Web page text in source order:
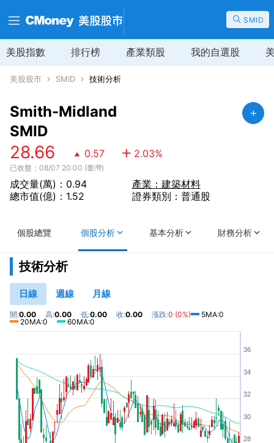
SMID
美股指數 排行榜 產業類股 我的自選股
美股股市 SMID 技術分析
Smith-Midland
SMID
28.66 0.57 2.03%
已收盤：08/07 20:00 (臺灣)
成交量(萬)：0.94
總市值(億)：1.52
產業：建築材料
證券類別：普通股
個股總覽 個股分析 基本分析 財務分析
技術分析
日線 週線 月線
開:0.00 高:0.00 低:0.00 收:0.00 漲跌:0 (0%)
5MA:0
20MA:0
60MA:0
28
30
32
34
36